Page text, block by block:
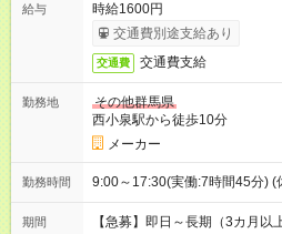
給与
時給1600円
交通費別途支給あり
交通費 交通費支給
勤務地
その他群馬県
西小泉駅から徒歩10分
メーカー
勤務時間 9:00～17:30(実働:7時間45分) (
期間 【急募】即日～長期（3カ月